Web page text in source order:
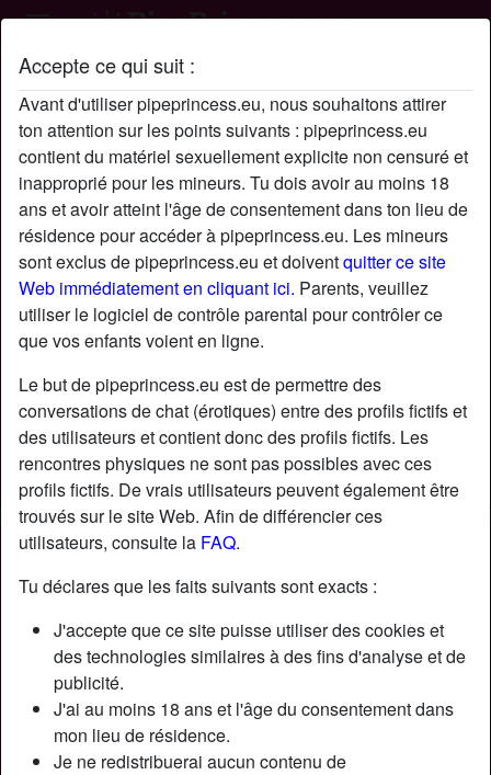
Accepte ce qui suit :
Avant d'utiliser pipeprincess.eu, nous souhaitons attirer
ton attention sur les points suivants : pipeprincess.eu
contient du matériel sexuellement explicite non censuré et
inapproprié pour les mineurs. Tu dois avoir au moins 18
ans et avoir atteint l'âge de consentement dans ton lieu de
résidence pour accéder à pipeprincess.eu. Les mineurs
sont exclus de pipeprincess.eu et doiventquitter ce site
Web immédiatement en cliquant ici. Parents, veuillez
utiliser le logiciel de contrôle parental pour contrôler ce
que vos enfants voient en ligne.
Le but de pipeprincess.eu est de permettre des
conversations de chat (érotiques) entre des profils fictifs et
des utilisateurs et contient donc des profils fictifs. Les
rencontres physiques ne sont pas possibles avec ces
profils fictifs. De vrais utilisateurs peuvent également être
trouvés sur le site Web. Afin de différencier ces
utilisateurs, consulte la FAQ.
Tu déclares que les faits suivants sont exacts :
J'accepte que ce site puisse utiliser des cookies et
des technologies similaires à des fins d'analyse et de
publicité.
J'ai au moins 18 ans et l'âge du consentement dans
mon lieu de résidence.
Je ne redistribuerai aucun contenu de
Profil de Jeveuxtesucer
starAjouter chatDiscuter !
Nickname:
Âge:
37
Département:
Alpes-Maritimes
Sexe:
Femme
Sexualité:
Relation:
Couleur des cheveux:
Foncé